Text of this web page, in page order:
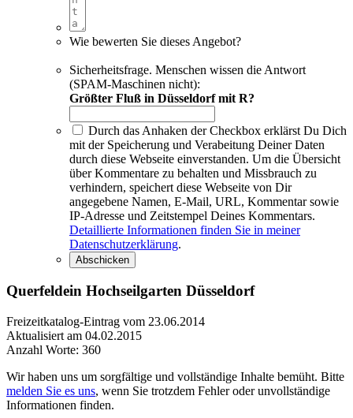
Wie bewerten Sie dieses Angebot?
Sicherheitsfrage. Menschen wissen die Antwort
(SPAM-Maschinen nicht):
Größter Fluß in Düsseldorf mit R?
Durch das Anhaken der Checkbox erklärst Du Dich
mit der Speicherung und Verabeitung Deiner Daten
durch diese Webseite einverstanden. Um die Übersicht
über Kommentare zu behalten und Missbrauch zu
verhindern, speichert diese Webseite von Dir
angegebene Namen, E-Mail, URL, Kommentar sowie
IP-Adresse und Zeitstempel Deines Kommentars.
Detaillierte Informationen finden Sie in meiner
Datenschutzerklärung.
Querfeldein Hochseilgarten Düsseldorf
Freizeitkatalog-Eintrag vom 23.06.2014
Aktualisiert am 04.02.2015
Anzahl Worte: 360
Wir haben uns um sorgfältige und vollständige Inhalte bemüht. Bitte
melden Sie es uns, wenn Sie trotzdem Fehler oder unvollständige
Informationen finden.